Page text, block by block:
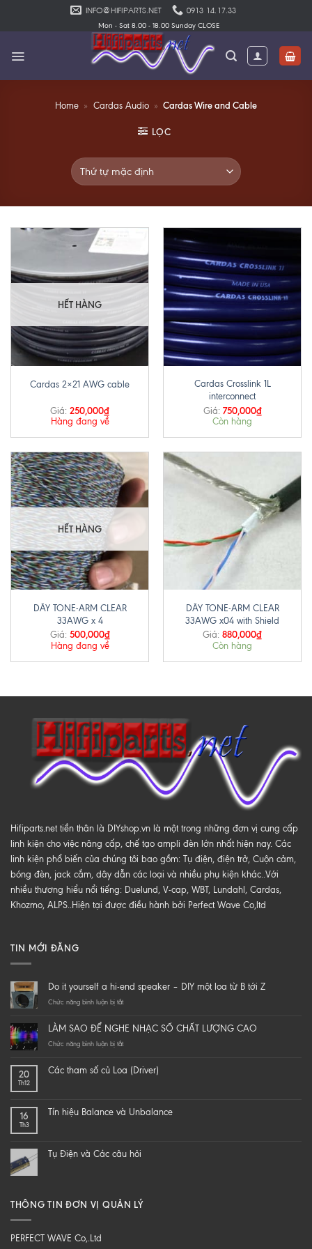
INFO@HIFIPARTS.NET 0913 14.17.33
Mon - Sat 8.00 - 18.00 Sunday CLOSE
Home » Cardas Audio » Cardas Wire and Cable
LỌC
HẾT HÀNG
Cardas 2×21 AWG cable
Giá: 250,000₫
Hàng đang về
Cardas Crosslink 1L
interconnect
Giá: 750,000₫
Còn hàng
HẾT HÀNG
DÂY TONE-ARM CLEAR
33AWG x 4
Giá: 500,000₫
Hàng đang về
DÂY TONE-ARM CLEAR
33AWG x04 with Shield
Giá: 880,000₫
Còn hàng
Hifiparts.net tiền thân là DIYshop.vn là một trong những đơn vị cung cấp
linh kiện cho việc nâng cấp, chế tạo ampli đèn lớn nhất hiện nay. Các
linh kiện phổ biến của chúng tôi bao gồm: Tụ điện, điện trở, Cuộn cảm,
bóng đèn, jack cắm, dây dẫn các loại và nhiều phụ kiện khác..Với
nhiều thương hiểu nổi tiếng: Duelund, V-cap, WBT, Lundahl, Cardas,
Khozmo, ALPS..Hiện tại được điều hành bởi Perfect Wave Co,ltd
TIN MỚI ĐĂNG
Do it yourself a hi-end speaker – DIY một loa từ B tới Z
Chức năng bình luận bị tắtở
yourself
a
speaker
loa
Z
LÀM SAO ĐỂ NGHE NHẠC SỐ CHẤT LƯỢNG CAO
Chức năng bình luận bị tắtở
ĐỂ
CHẤT
20
Th12
Các tham số củ Loa (Driver)
16
Th3
Tín hiệu Balance và Unbalance
Tụ Điện và Các câu hỏi
THÔNG TIN ĐƠN VỊ QUẢN LÝ
PERFECT WAVE Co,.Ltd